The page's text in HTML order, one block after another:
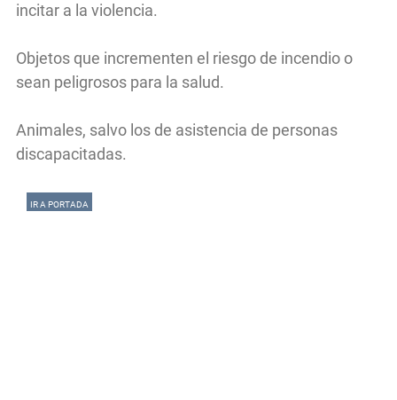
incitar a la violencia.
Objetos que incrementen el riesgo de incendio o
sean peligrosos para la salud.
Animales, salvo los de asistencia de personas
discapacitadas.
IR A PORTADA